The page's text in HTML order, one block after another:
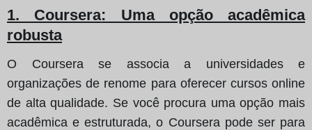
1. Coursera: Uma opção acadêmica
robusta
O Coursera se associa a universidades e
organizações de renome para oferecer cursos online
de alta qualidade. Se você procura uma opção mais
acadêmica e estruturada, o Coursera pode ser para